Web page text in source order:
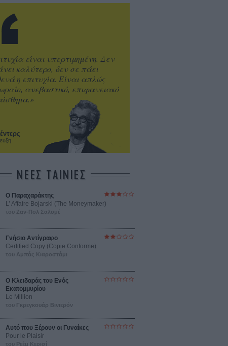
είναι υπερτιμημένη. Δεν
καλύτερο, δεν σε πάει
η επιτυχία. Είναι απλώς
ανεβαστικό, επιφανειακό
ΝΕΕΣ ΤΑΙΝΙΕΣ
Ο Παραχαράκτης
L’ Affaire Bojarski (The Moneymaker)
του Ζαν-Πολ Σαλομέ
Γνήσιο Αντίγραφο
Certified Copy (Copie Conforme)
του Αμπάς Κιαροστάμι
Ο Κλειδαράς του Ενός
Εκατομμυρίου
Le Million
του Γκρεγκουάρ Βινιερόν
Αυτό που Ξέρουν οι Γυναίκες
Pour le Plaisir
του Ρεέμ Κερισί